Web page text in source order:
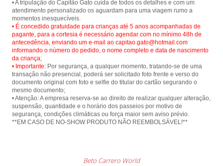
• A tripulação do Capitão Gato cuida de todos os detalhes e com um
atendimento personalizado os aguardam para uma viagem rumo a
• É concedido gratuidade para crianças até 5 anos acompanhadas de
pagante, para a cortesia é necessário agendar com no mínimo 48h de
antecedência, enviando um e-mail ao capitao.gato@hotmail.com
informando o número do pedido, o nome completo e data de nascimento
da criança;
• Importante: Por segurança, a qualquer momento, tratando-se de uma
transação não presencial, poderá ser solicitado foto frente e verso do
documento original com foto e selfie do titular do cartão segurando o
mesmo documento;
• Atenção: A empresa reserva-se ao direito de realizar qualquer alteração,
suspensão, quantidade e o horário dos passeios por motivo de
segurança, condições climáticas ou força maior sem aviso prévio.
**EM CASO DE NO-SHOW PRODUTO NÃO REEMBOLSÁVEL!**
Beto Carrero World